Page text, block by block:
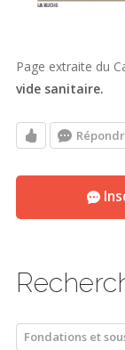
Page extraite du
vide sanitaire.
Fondations et